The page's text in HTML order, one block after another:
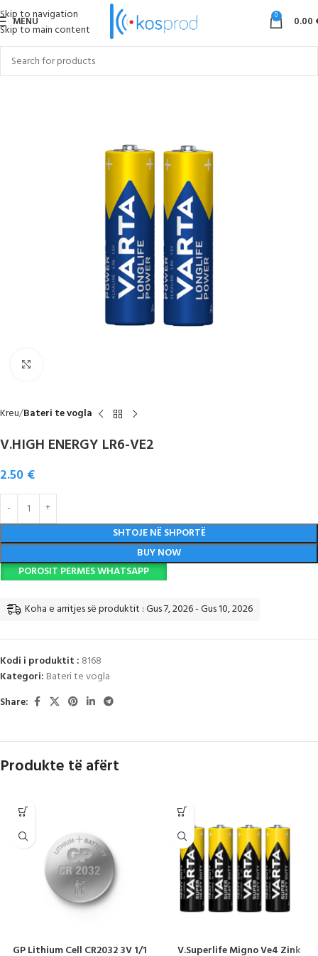
Skip to navigation
Skip to main content
MENU 0 0.00
Kreu Bateri te vogla
V.HIGH ENERGY LR6-VE2
2.50 €
SHTOJE NË SHPORTË
BUY NOW
POROSIT PERMES WHATSAPP
Koha e arritjes së produktit : Gus 7, 2026 - Gus 10, 2026
Kodi i produktit : 8168
Kategori: Bateri te vogla
Share:
Produkte të afërt
GP Lithium Cell CR2032 3V 1/1 V.Superlife Migno Ve4 Zink